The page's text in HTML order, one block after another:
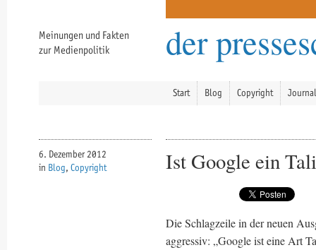
Meinungen und Fakten
zur Medienpolitik
der
Start Blog Copyright
6. Dezember 2012
in Blog, Copyright Ist Google ein
Die Schlagzeile in der neuen
aggressiv: „Google ist eine Art